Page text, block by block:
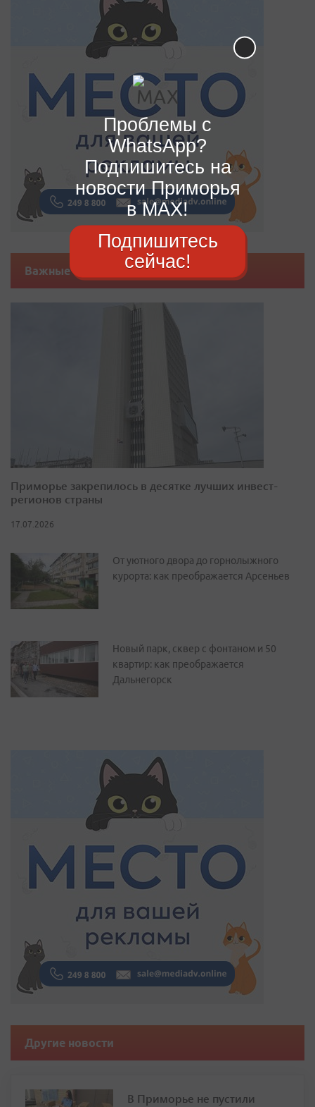
Важные новости
Приморье закрепилось в десятке лучших инвест-
регионов страны
17.07.2026
От уютного двора до горнолыжного
курорта: как преображается Арсеньев
Новый парк, сквер с фонтаном и 50
квартир: как преображается
Дальнегорск
Другие новости
В Приморье не пустили
Проблемы с
WhatsApp?
Подпишитесь на
новости Приморья
в MAX!
Подпишитесь
сейчас!